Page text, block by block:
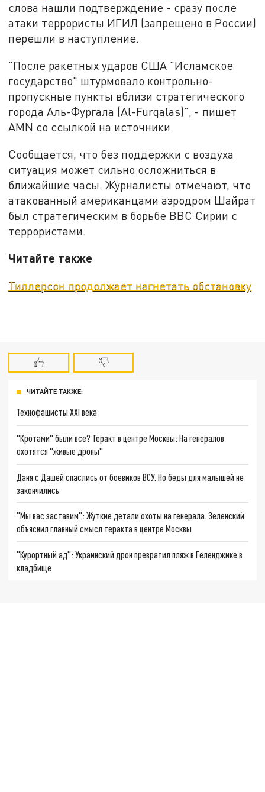
слова нашли подтверждение - сразу после
атаки террористы ИГИЛ (запрещено в России)
перешли в наступление.
"После ракетных ударов США "Исламское
государство" штурмовало контрольно-
пропускные пункты вблизи стратегического
города Аль-Фургала (Al-Furqalas)", - пишет
AMN со ссылкой на источники.
Сообщается, что без поддержки с воздуха
ситуация может сильно осложниться в
ближайшие часы. Журналисты отмечают, что
атакованный американцами аэродром Шайрат
был стратегическим в борьбе ВВС Сирии с
террористами.
Читайте также
Тиллерсон продолжает нагнетать обстановку
ЧИТАЙТЕ ТАКЖЕ:
Технофашисты XXI века
"Кротами" были все? Теракт в центре Москвы: На генералов
охотятся "живые дроны"
Даня с Дашей спаслись от боевиков ВСУ. Но беды для малышей не
закончились
"Мы вас заставим": Жуткие детали охоты на генерала. Зеленский
объяснил главный смысл теракта в центре Москвы
"Курортный ад": Украинский дрон превратил пляж в Геленджике в
кладбище